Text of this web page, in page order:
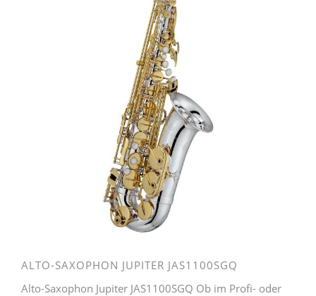
ALTO-SAXOPHON JUPITER JAS1100SGQ
Alto-Saxophon Jupiter JAS1100SGQ Ob im Profi- oder